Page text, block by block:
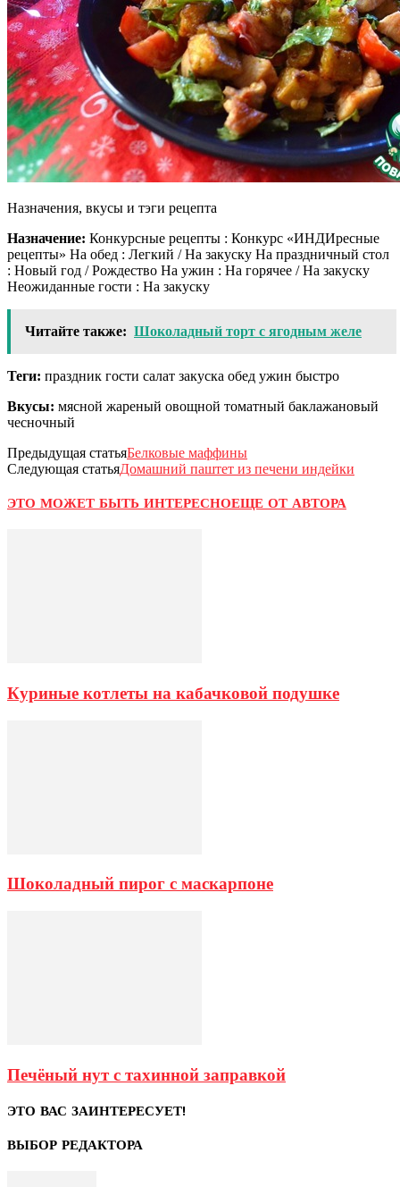
Назначения, вкусы и тэги рецепта
Назначение: Конкурсные рецепты : Конкурс «ИНДИресные
рецепты» На обед : Легкий / На закуску На праздничный стол
: Новый год / Рождество На ужин : На горячее / На закуску
Неожиданные гости : На закуску
Читайте также: Шоколадный торт с ягодным желе
Теги: праздник гости салат закуска обед ужин быстро
Вкусы: мясной жареный овощной томатный баклажановый
чесночный
Предыдущая статьяБелковые маффины
Следующая статьяДомашний паштет из печени индейки
ЭТО МОЖЕТ БЫТЬ ИНТЕРЕСНОЕЩЕ ОТ АВТОРА
Куриные котлеты на кабачковой подушке
Шоколадный пирог с маскарпоне
Печёный нут с тахинной заправкой
ЭТО ВАС ЗАИНТЕРЕСУЕТ!
ВЫБОР РЕДАКТОРА